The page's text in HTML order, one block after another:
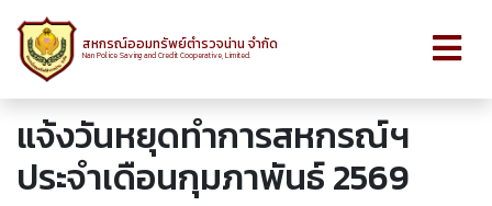
สหกรณ์ออมทรัพย์ตำรวจน่าน จำกัด
Nan Police Saving and Credit Cooperative, Limited.
แจ้งวันหยุดทำการสหกรณ์ฯ
ประจำเดือนกุมภาพันธ์ 2569